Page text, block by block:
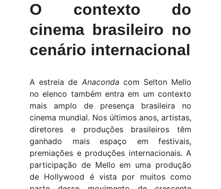
O contexto do
cinema brasileiro no
cenário internacional
A estreia de Anaconda com Selton Mello
no elenco também entra em um contexto
mais amplo de presença brasileira no
cinema mundial. Nos últimos anos, artistas,
diretores e produções brasileiros têm
ganhado mais espaço em festivais,
premiações e produções internacionais. A
participação de Mello em uma produção
de Hollywood é vista por muitos como